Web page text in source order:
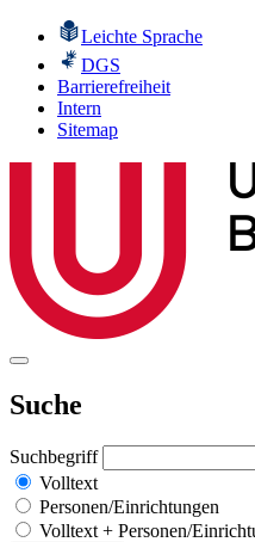
Leichte Sprache
DGS
Barrierefreiheit
Intern
Sitemap
Suche
Suchbegriff
Volltext
Personen/Einrichtungen
Volltext + Personen/